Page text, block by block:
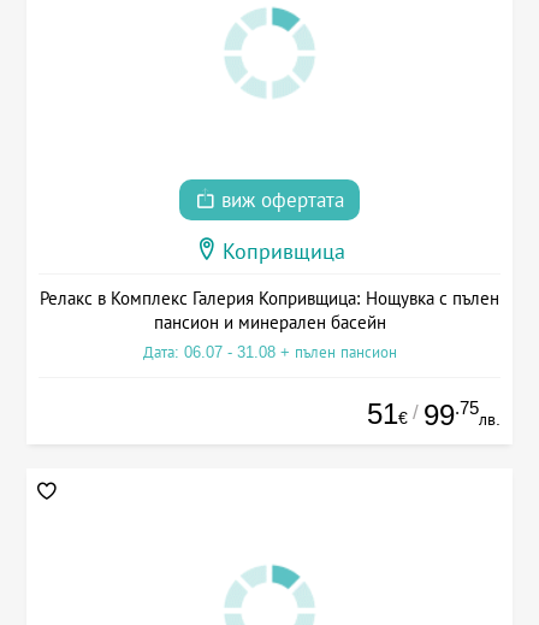
виж офертата
Копривщица
Релакс в Комплекс Галерия Копривщица: Нощувка с пълен
пансион и минерален басейн
Дата: 06.07 - 31.08 + пълен пансион
51€ / 99.75
лв.